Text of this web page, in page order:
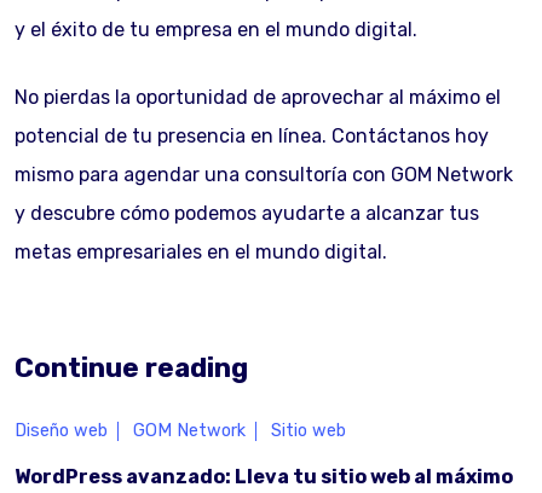
y el éxito de tu empresa en el mundo digital.
No pierdas la oportunidad de aprovechar al máximo el
potencial de tu presencia en línea. Contáctanos hoy
mismo para agendar una consultoría con GOM Network
y descubre cómo podemos ayudarte a alcanzar tus
metas empresariales en el mundo digital.
Continue reading
Diseño web GOM Network Sitio web
WordPress avanzado: Lleva tu sitio web al máximo